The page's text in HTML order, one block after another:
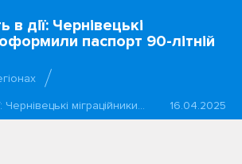
в дії: Чернівецькі
паспорт 90-літній
Чернівецькі міграційники…
16.04.2025